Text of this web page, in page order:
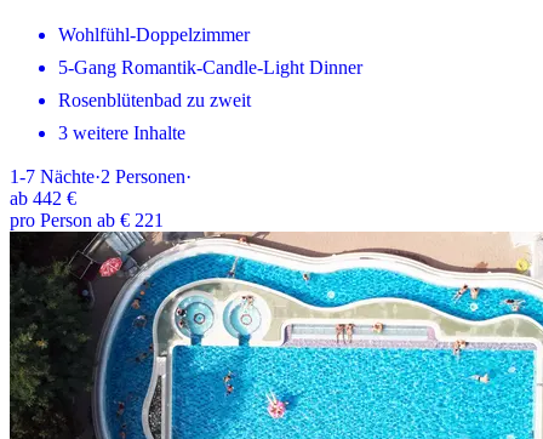
Wohlfühl-Doppelzimmer
5-Gang Romantik-Candle-Light Dinner
Rosenblütenbad zu zweit
3 weitere Inhalte
1-7 Nächte·2 Personen·
ab 442 €
pro Person ab € 221